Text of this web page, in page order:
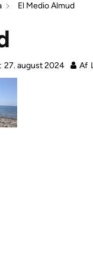
El Medio Almud
27. august 2024 Af